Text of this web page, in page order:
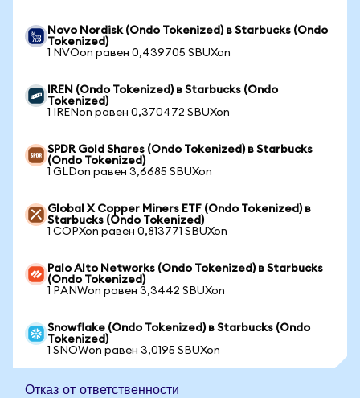
Novo Nordisk (Ondo Tokenized) в Starbucks (Ondo
Tokenized)
1 NVOon равен 0,439705 SBUXon
IREN (Ondo Tokenized) в Starbucks (Ondo
Tokenized)
1 IRENon равен 0,370472 SBUXon
SPDR Gold Shares (Ondo Tokenized) в Starbucks
(Ondo Tokenized)
1 GLDon равен 3,6685 SBUXon
Global X Copper Miners ETF (Ondo Tokenized) в
Starbucks (Ondo Tokenized)
1 COPXon равен 0,813771 SBUXon
Palo Alto Networks (Ondo Tokenized) в Starbucks
(Ondo Tokenized)
1 PANWon равен 3,3442 SBUXon
Snowflake (Ondo Tokenized) в Starbucks (Ondo
Tokenized)
1 SNOWon равен 3,0195 SBUXon
Отказ от ответственности